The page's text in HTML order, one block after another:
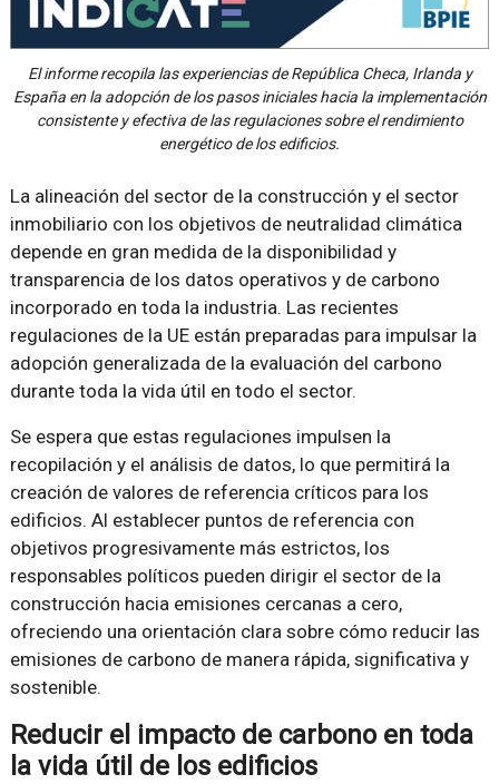
El informe recopila las experiencias de República Checa, Irlanda y
España en la adopción de los pasos iniciales hacia la implementación
consistente y efectiva de las regulaciones sobre el rendimiento
energético de los edificios.
La alineación del sector de la construcción y el sector
inmobiliario con los objetivos de neutralidad climática
depende en gran medida de la disponibilidad y
transparencia de los datos operativos y de carbono
incorporado en toda la industria. Las recientes
regulaciones de la UE están preparadas para impulsar la
adopción generalizada de la evaluación del carbono
durante toda la vida útil en todo el sector.
Se espera que estas regulaciones impulsen la
recopilación y el análisis de datos, lo que permitirá la
creación de valores de referencia críticos para los
edificios. Al establecer puntos de referencia con
objetivos progresivamente más estrictos, los
responsables políticos pueden dirigir el sector de la
construcción hacia emisiones cercanas a cero,
ofreciendo una orientación clara sobre cómo reducir las
emisiones de carbono de manera rápida, significativa y
sostenible.
Reducir el impacto de carbono en toda
la vida útil de los edificios